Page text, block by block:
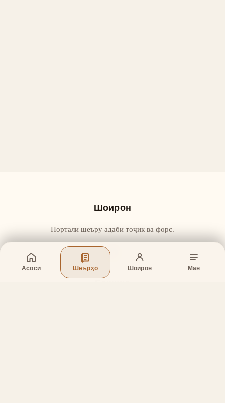
Асосӣ Шеърҳо Шоирон Ман
Шоирон
Портали шеъру адаби тоҷик ва форс.